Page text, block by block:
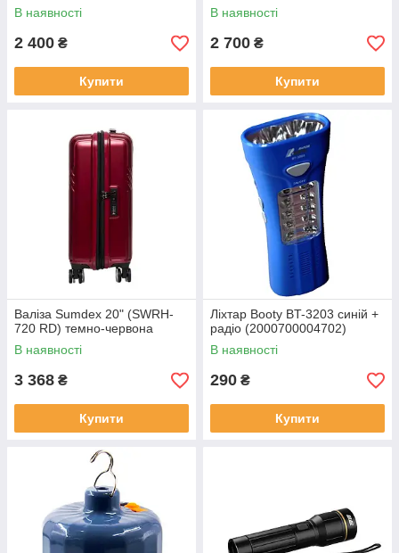
В наявності
2 400 ₴
Купити
В наявності
2 700 ₴
Купити
Валіза Sumdex 20" (SWRH-
720 RD) темно-червона
В наявності
3 368 ₴
Купити
Ліхтар Booty BT-3203 синій +
радіо (2000700004702)
В наявності
290 ₴
Купити